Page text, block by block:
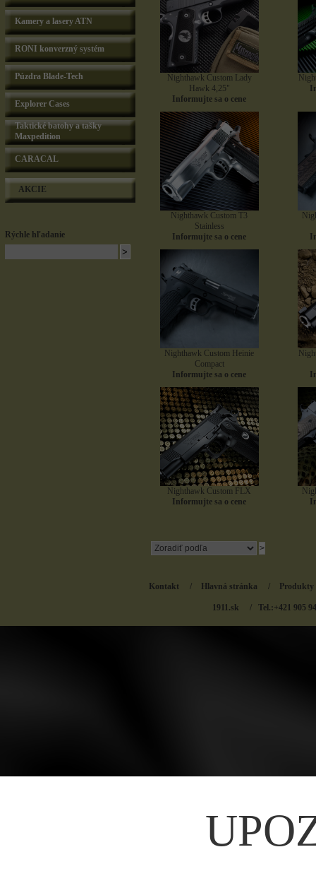
Kamery a lasery ATN
RONI konverzný systém
Púzdra Blade-Tech
Explorer Cases
Taktické batohy a tašky
Maxpedition
CARACAL
AKCIE
Rýchle hľadanie
Nighthawk Custom Lady
Hawk 4,25"
Informujte sa o cene
Nighthawk Custom T3
Stainless
Informujte sa o cene
Nighthawk Custom Heinie
Compact
Informujte sa o cene
Nighthawk Custom FLX
Informujte sa o cene
Kontakt / Hlavná stránka / Produkty
1911.sk / Tel.:+421 905